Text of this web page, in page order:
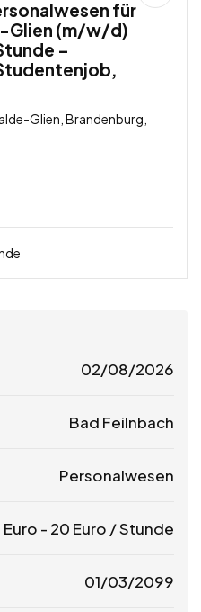
für
Glien (m/w/d)
–
Glien, Brandenburg,
02/08/2026
Bad Feilnbach
Personalwesen
Euro - 20 Euro / Stunde
01/03/2099